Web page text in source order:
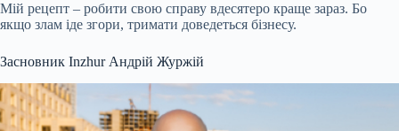
Мій рецепт – робити свою справу вдесятеро краще зараз. Бо
якщо злам іде згори, тримати доведеться бізнесу.
Засновник Inzhur Андрій Журжій